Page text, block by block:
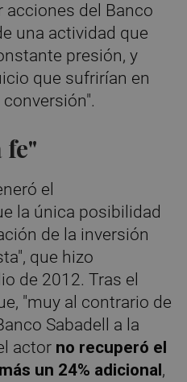
acciones del Banco
una actividad que
presión, y
que sufrirían en
fe"
el
la única posibilidad
de la inversión
que hizo
de 2012. Tras el
"muy al contrario de
Sabadell a la
actor no recuperó el
un 24% adicional,